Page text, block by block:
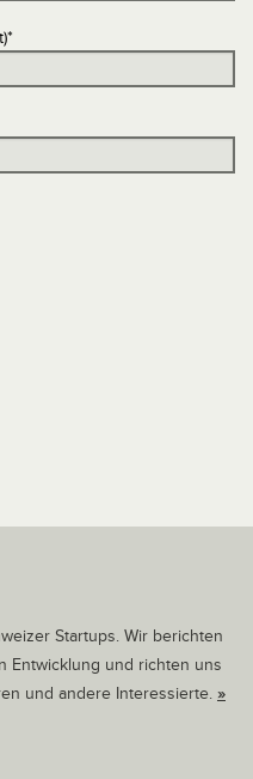
*
Startups. Wir berichten
Entwicklung und richten uns
und andere Interessierte. »